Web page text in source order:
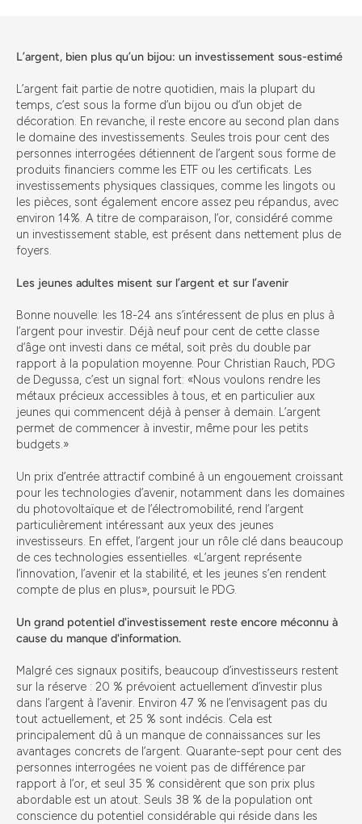
L’argent, bien plus qu’un bijou: un investissement sous-estimé
L’argent fait partie de notre quotidien, mais la plupart du
temps, c’est sous la forme d’un bijou ou d’un objet de
décoration. En revanche, il reste encore au second plan dans
le domaine des investissements. Seules trois pour cent des
personnes interrogées détiennent de l’argent sous forme de
produits financiers comme les ETF ou les certificats. Les
investissements physiques classiques, comme les lingots ou
les pièces, sont également encore assez peu répandus, avec
environ 14%. A titre de comparaison, l’or, considéré comme
un investissement stable, est présent dans nettement plus de
foyers.
Les jeunes adultes misent sur l’argent et sur l’avenir
Bonne nouvelle: les 18-24 ans s’intéressent de plus en plus à
l’argent pour investir. Déjà neuf pour cent de cette classe
d’âge ont investi dans ce métal, soit près du double par
rapport à la population moyenne. Pour Christian Rauch, PDG
de Degussa, c’est un signal fort: «Nous voulons rendre les
métaux précieux accessibles à tous, et en particulier aux
jeunes qui commencent déjà à penser à demain. L’argent
permet de commencer à investir, même pour les petits
budgets.»
Un prix d’entrée attractif combiné à un engouement croissant
pour les technologies d’avenir, notamment dans les domaines
du photovoltaïque et de l’électromobilité, rend l’argent
particulièrement intéressant aux yeux des jeunes
investisseurs. En effet, l’argent jour un rôle clé dans beaucoup
de ces technologies essentielles. «L’argent représente
l’innovation, l’avenir et la stabilité, et les jeunes s’en rendent
compte de plus en plus», poursuit le PDG.
Un grand potentiel d'investissement reste encore méconnu à
cause du manque d'information.
Malgré ces signaux positifs, beaucoup d’investisseurs restent
sur la réserve : 20 % prévoient actuellement d’investir plus
dans l’argent à l’avenir. Environ 47 % ne l’envisagent pas du
tout actuellement, et 25 % sont indécis. Cela est
principalement dû à un manque de connaissances sur les
avantages concrets de l’argent. Quarante-sept pour cent des
personnes interrogées ne voient pas de différence par
rapport à l’or, et seul 35 % considèrent que son prix plus
abordable est un atout. Seuls 38 % de la population ont
conscience du potentiel considérable qui réside dans les